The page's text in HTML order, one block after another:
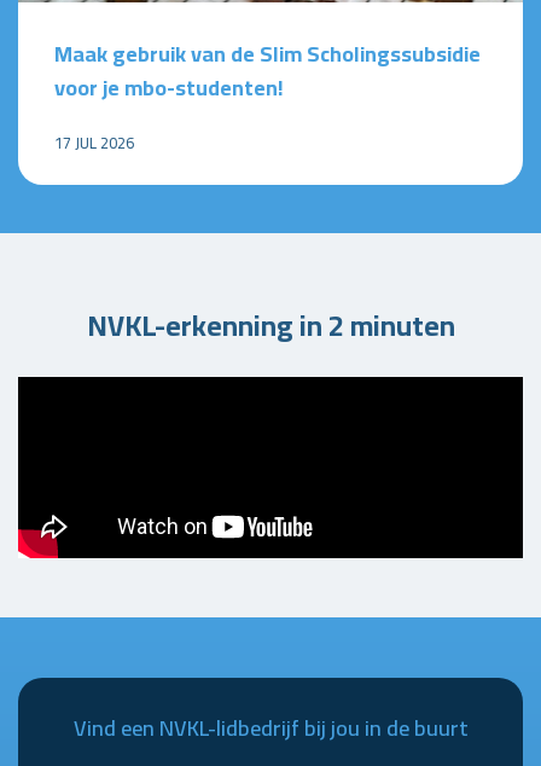
Maak gebruik van de Slim Scholingssubsidie
voor je mbo-studenten!
17 JUL 2026
NVKL-erkenning in 2 minuten
Vind een NVKL-lidbedrijf bij jou in de buurt